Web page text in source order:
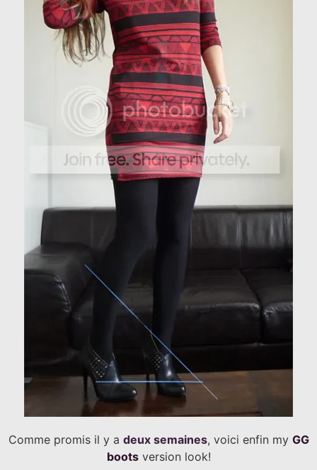
Comme promis il y a deux semaines, voici enfin my GG
bootsversion look!